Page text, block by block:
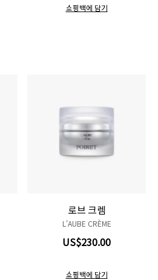
쇼핑백에 담기
로브 크렘
L'AUBE CRÈME
US$230.00
쇼핑백에 담기